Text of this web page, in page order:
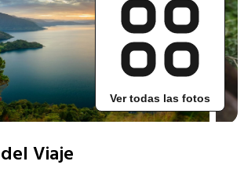
Ver todas las fotos
Viaje